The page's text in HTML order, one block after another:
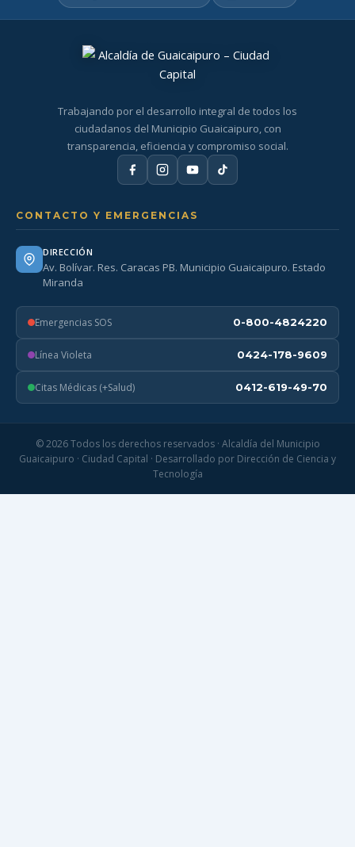
Trabajando por el desarrollo integral de todos los
ciudadanos del Municipio Guaicaipuro, con
transparencia, eficiencia y compromiso social.
CONTACTO Y EMERGENCIAS
DIRECCIÓN
Av. Bolívar. Res. Caracas PB. Municipio Guaicaipuro. Estado
Miranda
Emergencias SOS 0-800-4824220
Línea Violeta 0424-178-9609
Citas Médicas (+Salud) 0412-619-49-70
© 2026 Todos los derechos reservados · Alcaldía del Municipio
Guaicaipuro · Ciudad Capital · Desarrollado por Dirección de Ciencia y
Tecnología